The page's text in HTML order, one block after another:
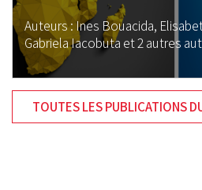
Auteurs :Ines Bouacida,
Gabriela Iacobuta et 2 autres
TOUTES LES PUBLICATIONS